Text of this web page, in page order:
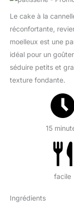
Le cake à la
réconfortante,
moelleux est une
idéal pour un
séduire petits et
texture fondante.
15
facile
Ingrédients